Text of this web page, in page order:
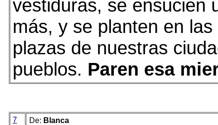
vestiduras, se ensucien
más, y se planten en
plazas de nuestras
pueblos. Paren esa
7 De: Blanca